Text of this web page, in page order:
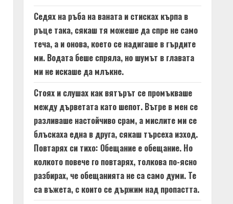
Седях на ръба на ваната и стисках кърпа в
ръце така, сякаш тя можеше да спре не само
теча, а и онова, което се надигаше в гърдите
ми. Водата беше спряла, но шумът в главата
ми не искаше да млъкне.
Стоях и слушах как вятърът се промъкваше
между дърветата като шепот. Вътре в мен се
разливаше настойчиво срам, а мислите ми се
блъскаха една в друга, сякаш търсеха изход.
Повтарях си тихо: Обещание е обещание. Но
колкото повече го повтарях, толкова по-ясно
разбирах, че обещанията не са само думи. Те
са въжета, с които се държим над пропастта.